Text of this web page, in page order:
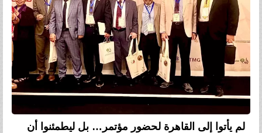
لم يأتوا إلى القاهرة لحضور مؤتمر… بل ليطمئنوا أن